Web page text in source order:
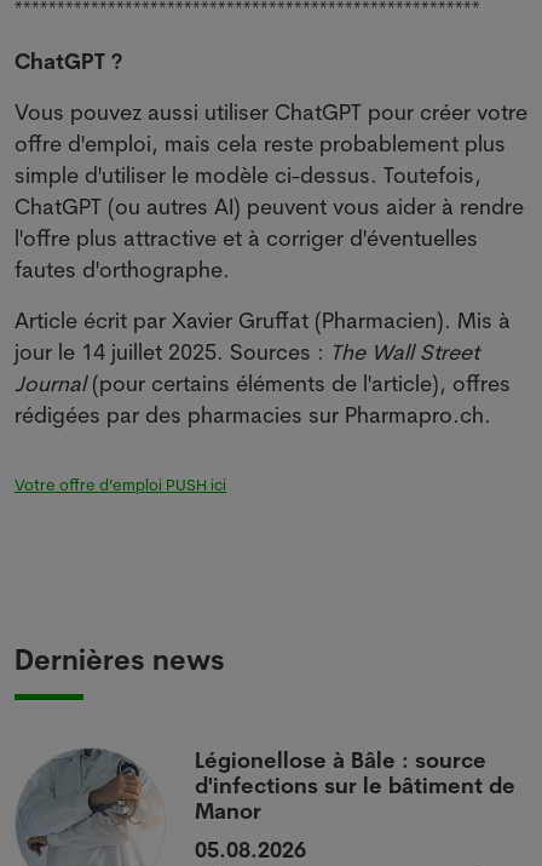
*******************************************************
ChatGPT ?
Vous pouvez aussi utiliser ChatGPT pour créer votre
offre d'emploi, mais cela reste probablement plus
simple d'utiliser le modèle ci-dessus. Toutefois,
ChatGPT (ou autres AI) peuvent vous aider à rendre
l'offre plus attractive et à corriger d'éventuelles
fautes d'orthographe.
Article écrit par Xavier Gruffat (Pharmacien). Mis à
jour le 14 juillet 2025. Sources : The Wall Street
Journal(pour certains éléments de l'article), offres
rédigées par des pharmacies sur Pharmapro.ch.
Votre offre d’emploi PUSH ici
Dernières news
Légionellose à Bâle : source
d'infections sur le bâtiment de
Manor
05.08.2026